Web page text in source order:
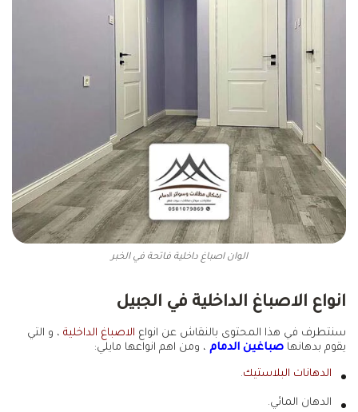
الوان اصباغ داخلية فاتحة في الخبر
انواع الاصباغ الداخلية في الجبيل
سنتطرف في هذا المحتوى بالنقاش عن انواع الاصباغ الداخلية ، و التي
يقوم بدهانها صباغين الدمام ، ومن اهم انواعها مايلي:
الدهانات البلاستيك.
الدهان المائي.